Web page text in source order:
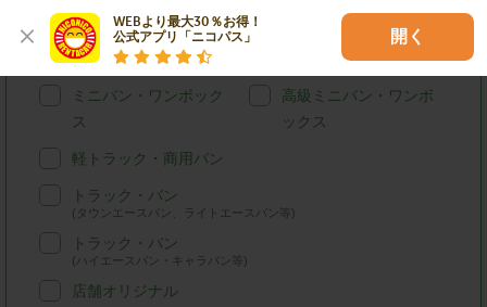
WEBより最大30％お得！
公式アプリ「ニコパス」
開く
ステーションワゴン・
セダン
ミニバン・ワンボック
ス
高級ミニバン・ワンボ
ックス
軽トラック・商用バン
トラック・バン
(タウンエースバン、ライトエースバン等)
トラック・バン
(ハイエースバン・キャラバン等)
店舗オリジナル